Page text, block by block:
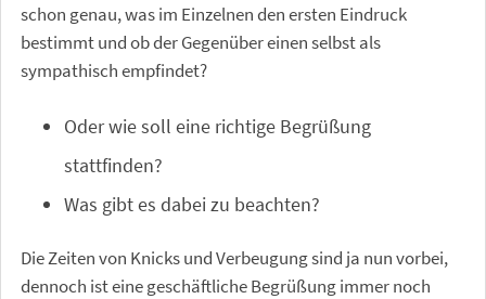
schon genau, was im Einzelnen den ersten Eindruck
bestimmt und ob der Gegenüber einen selbst als
sympathisch empfindet?
Oder wie soll eine richtige Begrüßung
stattfinden?
Was gibt es dabei zu beachten?
Die Zeiten von Knicks und Verbeugung sind ja nun vorbei,
dennoch ist eine geschäftliche Begrüßung immer noch